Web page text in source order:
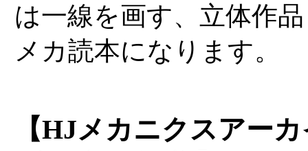
は一線を画す、立体作
メカ読本になります。
【HJメカニクスアー